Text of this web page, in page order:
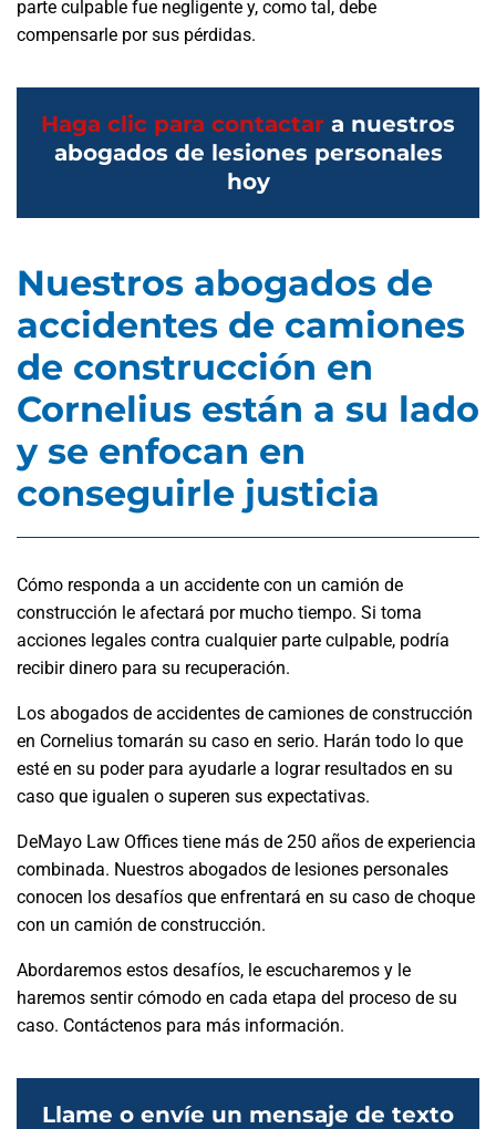
parte culpable fue negligente y, como tal, debe
compensarle por sus pérdidas.
Haga clic para contactar a nuestros
abogados de lesiones personales
hoy
Nuestros abogados de
accidentes de camiones
de construcción en
Cornelius están a su lado
y se enfocan en
conseguirle justicia
Cómo responda a un accidente con un camión de
construcción le afectará por mucho tiempo. Si toma
acciones legales contra cualquier parte culpable, podría
recibir dinero para su recuperación.
Los abogados de accidentes de camiones de construcción
en Cornelius tomarán su caso en serio. Harán todo lo que
esté en su poder para ayudarle a lograr resultados en su
caso que igualen o superen sus expectativas.
DeMayo Law Offices tiene más de 250 años de experiencia
combinada. Nuestros abogados de lesiones personales
conocen los desafíos que enfrentará en su caso de choque
con un camión de construcción.
Abordaremos estos desafíos, le escucharemos y le
haremos sentir cómodo en cada etapa del proceso de su
caso. Contáctenos para más información.
Llame o envíe un mensaje de texto